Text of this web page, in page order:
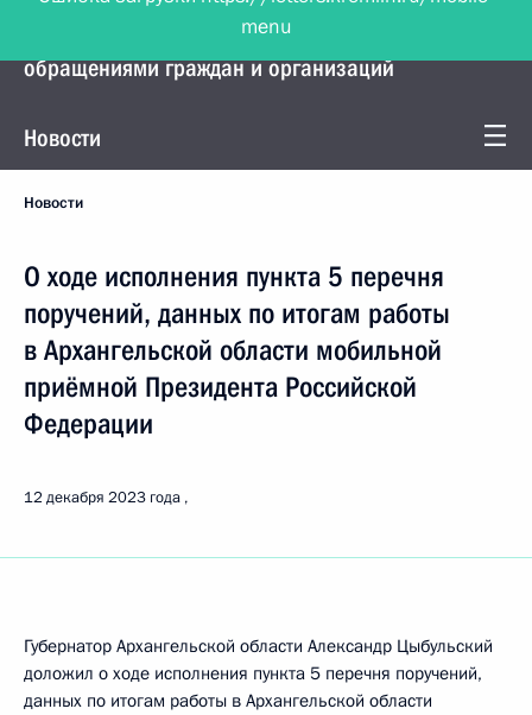
Управление Президента по работе с
обращениями граждан и организаций
Новости
Новости
О ходе исполнения пункта 5 перечня
поручений, данных по итогам работы
в Архангельской области мобильной
приёмной Президента Российской
Федерации
12 декабря 2023 года
Губернатор Архангельской области Александр Цыбульский
доложил о ходе исполнения пункта 5 перечня поручений,
данных по итогам работы в Архангельской области
menu